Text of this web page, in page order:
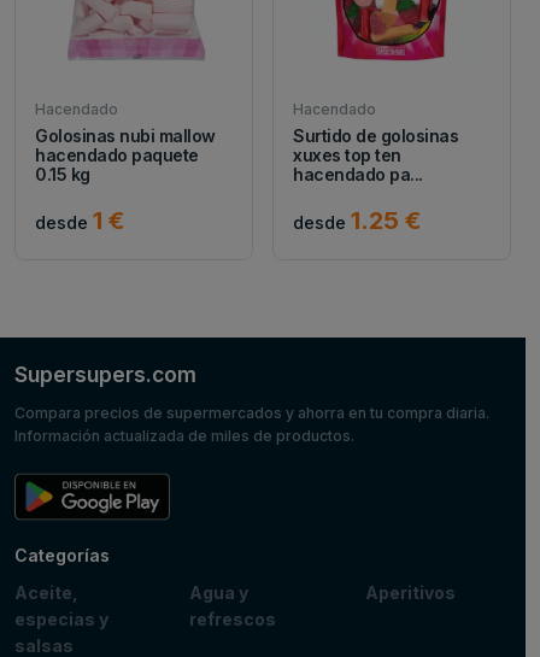
Hacendado
Golosinas nubi mallow
hacendado paquete
0.15 kg
desde 1 €
Hacendado
Surtido de golosinas
xuxes top ten
hacendado pa...
desde 1.25 €
Supersupers.com
Compara precios de supermercados y ahorra en tu compra diaria.
Información actualizada de miles de productos.
Categorías
Aceite,
especias y
salsas
Agua y
refrescos
Aperitivos